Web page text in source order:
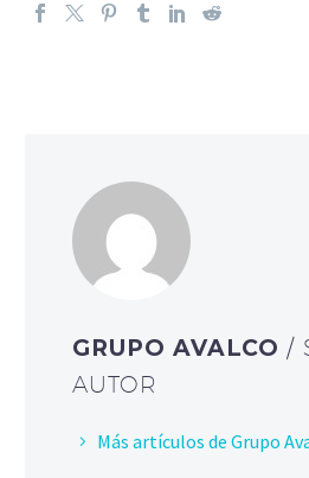
GRUPO AVALCO/
AUTOR
Más artículos de Grupo